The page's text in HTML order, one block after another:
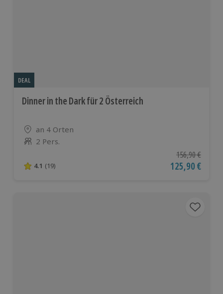
DEAL
Dinner in the Dark für 2 Österreich
Standort
an 4 Orten
Anzahl der Teilnehmer
2 Pers.
4.1 von 5 Sternen basierend auf 19 Bewertungen
4.1 (19)
Ursprünglicher
156,90 €
Aktueller Preis
125,90 €